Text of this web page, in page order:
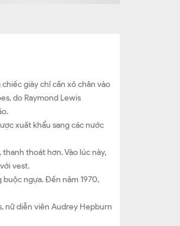
giày chỉ cần xỏ chân vào
do Raymond Lewis
xuất khẩu sang các nước
thoát hơn. Vào lúc này,
vest.
ngựa. Đến năm 1970,
nữ diễn viên Audrey Hepburn